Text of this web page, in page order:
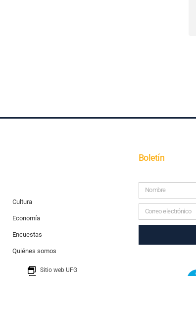
Cultura
Economía
Encuestas
Quiénes somos
Sitio web UFG
Boletín